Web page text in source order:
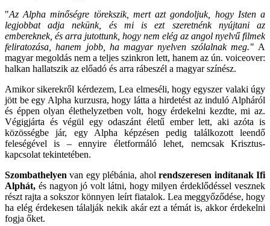
"Az Alpha minőségre törekszik, mert azt gondoljuk, hogy Isten a
legjobbat adja nekünk, és mi is ezt szeretnénk nyújtani az
embereknek, és arra jutottunk, hogy nem elég az angol nyelvű filmek
feliratozása, hanem jobb, ha magyar nyelven szólalnak meg." A
magyar megoldás nem a teljes szinkron lett, hanem az ún. voiceover:
halkan hallatszik az előadó és arra rábeszél a magyar színész.
Amikor sikerekről kérdezem, Lea elmeséli, hogy egyszer valaki úgy
jött be egy Alpha kurzusra, hogy látta a hirdetést az induló Alpháról
és éppen olyan élethelyzetben volt, hogy érdekelni kezdte, mi az.
Végigjárta és végül egy odaszánt életű ember lett, aki azóta is
közösségbe jár, egy Alpha képzésen pedig találkozott leendő
feleségével is – ennyire életformáló lehet, nemcsak Krisztus-
kapcsolat tekintetében.
Szombathelyen van egy plébánia, aholrendszeresen indítanak Ifi
Alphát, és nagyon jó volt látni, hogy milyen érdeklődéssel vesznek
részt rajta a sokszor könnyen leírt fiatalok. Lea meggyőződése, hogy
ha elég érdekesen tálalják nekik akár ezt a témát is, akkor érdekelni
fogja őket.